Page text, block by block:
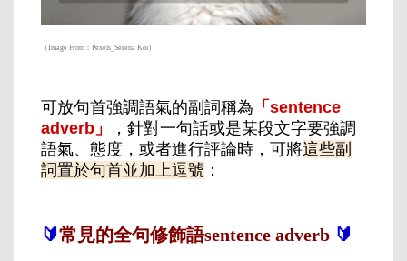
（Image From：Pexels_Serena Koi）
可放句首強調語氣的副詞稱為 「sentence
adverb」
，針對一句話或是某段文字要強調
語氣、態度，或者進行評論時，可將這些副
詞置於句首並加上逗號 ：
🔰常見的全句修飾語sentence adverb 🔰